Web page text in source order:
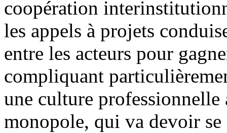
coopération
les appels à projets
entre les acteurs pour
compliquant
une culture professionnelle
monopole, qui va devoir se